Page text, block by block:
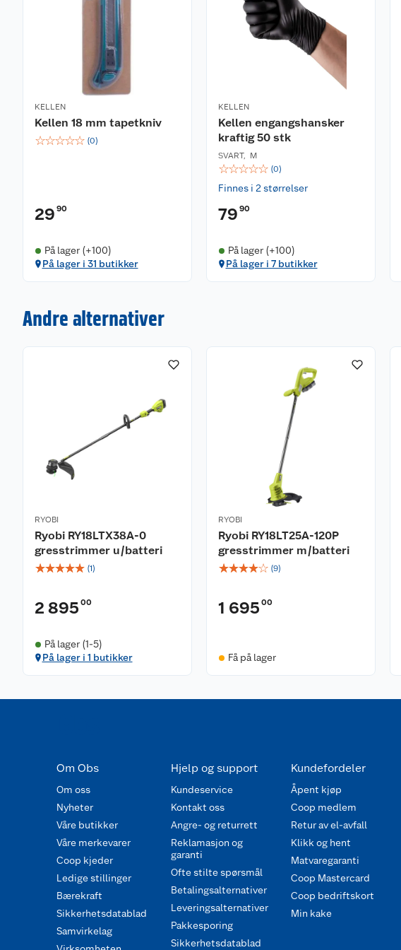
1,4 mm tråddiameter
25 cm klippebredde
2 kg uten batteri
KELLEN
Kellen 18 mm tapetkniv
☆☆☆☆☆ (0)
29 90
På lager (+100)
På lager i 31 butikker
KELLEN
Kellen engangshansker
kraftig 50 stk
SVART, M
☆☆☆☆☆ (0)
Finnes i 2 størrelser
79 90
På lager (+100)
På lager i 7 butikker
Andre alternativer
RYOBI
Ryobi RY18LTX38A-0
gresstrimmer u/batteri
☆☆☆☆☆ (1)
2 895 00
På lager (1-5)
På lager i 1 butikker
RYOBI
Ryobi RY18LT25A-120P
gresstrimmer m/batteri
☆☆☆☆☆ (9)
1 695 00
Få på lager
Om Obs
Om oss
Nyheter
Våre butikker
Våre merkevarer
Coop kjeder
Ledige stillinger
Bærekraft
Sikkerhetsdatablad
Samvirkelag
Hjelp og support
Kundeservice
Kontakt oss
Angre- og returrett
Reklamasjon og
garanti
Ofte stilte spørsmål
Betalingsalternativer
Leveringsalternativer
Pakkesporing
Sikkerhetsdatablad
Kundefordeler
Åpent kjøp
Coop medlem
Retur av el-avfall
Klikk og hent
Matvaregaranti
Coop Mastercard
Coop bedriftskort
Min kake